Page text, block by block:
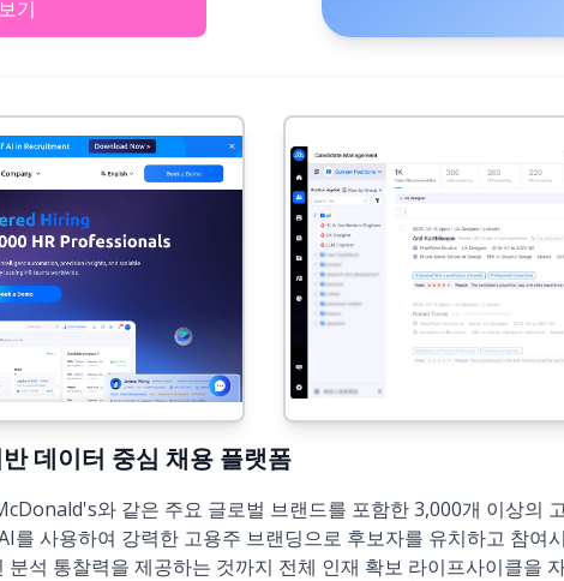
기
데이터 중심 채용 플랫폼
와 같은 주요 글로벌 브랜드를 포함한 3,000개 이상의
를 사용하여 강력한 고용주 브랜딩으로 후보자를 유치하고 참여
분석 통찰력을 제공하는 것까지 전체 인재 확보 라이프사이클을